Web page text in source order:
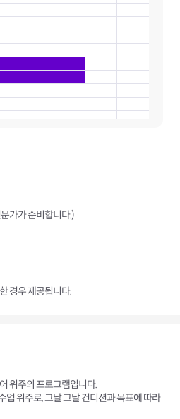
가가 준비합니다.)
경우 제공됩니다.
위주의 프로그램입니다.
업 위주로, 그날 그날 컨디션과 목표에 따라